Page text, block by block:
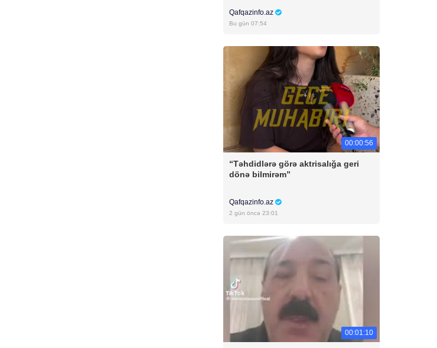
Qafqazinfo.az
Bu gün 07:54
00:00:56
“Təhdidlərə görə aktrisalığa geri
dönə bilmirəm”
Qafqazinfo.az
2 gün öncə 23:01
00:01:10